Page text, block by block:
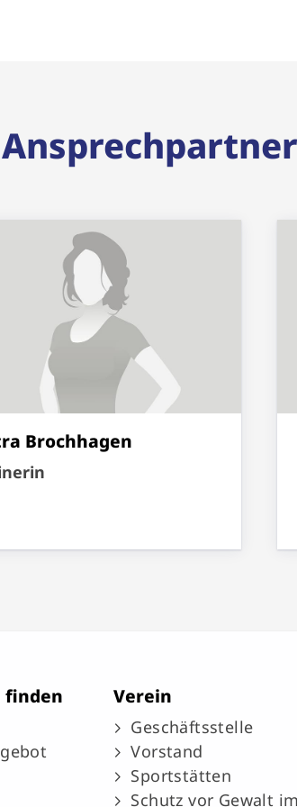
Brochhagen
finden Verein
Geschäftsstelle
Vorstand
Sportstätten
Schutz vor Gewalt